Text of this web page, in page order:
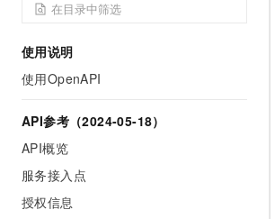
使用说明
使用OpenAPI
API参考（2024-05-18）
API概览
服务接入点
授权信息